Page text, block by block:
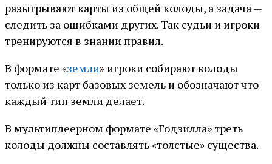
разыгрывают карты из общей колоды, а задача —
следить за ошибками других. Так судьи и игроки
тренируются в знании правил.
В формате «земли» игроки собирают колоды
только из карт базовых земель и обозначают что
каждый тип земли делает.
В мультиплеерном формате «Годзилла» треть
колоды должны составлять «толстые» существа.